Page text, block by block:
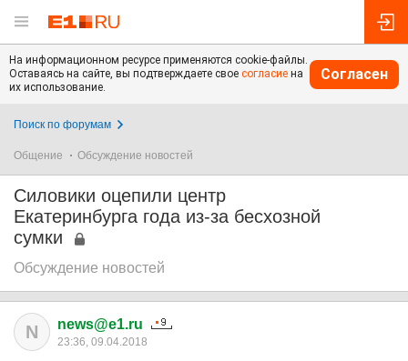
На информационном ресурсе применяются cookie-файлы.
Оставаясь на сайте, вы подтверждаете свое согласие на
их использование.
Согласен
Поиск по форумам
Общение Обсуждение новостей
Силовики оцепили центр
Екатеринбурга года из-за бесхозной
сумки
Обсуждение новостей
N news@e1.ru
23:36, 09.04.2018